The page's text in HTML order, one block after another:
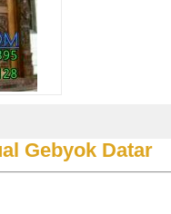
Gebyok Datar